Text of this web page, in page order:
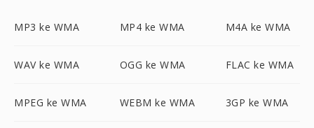
MP3 ke WMA MP4 ke WMA M4A ke WMA
WAV ke WMA OGG ke WMA FLAC ke WMA
MPEG ke WMA WEBM ke WMA 3GP ke WMA